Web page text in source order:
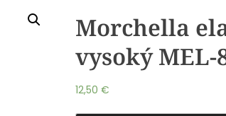
Morchella
vysoký MEL-
12,50 €